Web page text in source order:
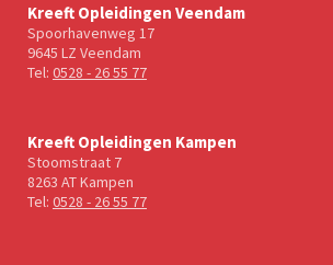
Kreeft Opleidingen Veendam
Spoorhavenweg 17
9645 LZ Veendam
Tel: 0528 - 26 55 77
Kreeft Opleidingen Kampen
Stoomstraat 7
8263 AT Kampen
Tel: 0528 - 26 55 77